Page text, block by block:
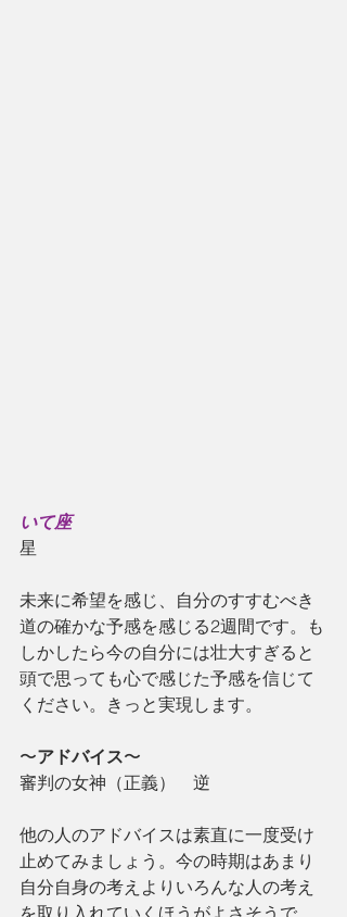
いて座
星
未来に希望を感じ、自分のすすむべき
道の確かな予感を感じる2週間です。も
しかしたら今の自分には壮大すぎると
頭で思っても心で感じた予感を信じて
ください。きっと実現します。
〜アドバイス〜
審判の女神（正義）　逆
他の人のアドバイスは素直に一度受け
止めてみましょう。今の時期はあまり
自分自身の考えよりいろんな人の考え